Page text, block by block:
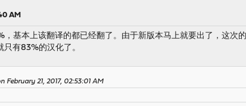
AM
，基本上该翻译的都已经翻了。由于新版本马上就要出了，这次
只有83%的汉化了。
February 21, 2017, 02:53:01 AM